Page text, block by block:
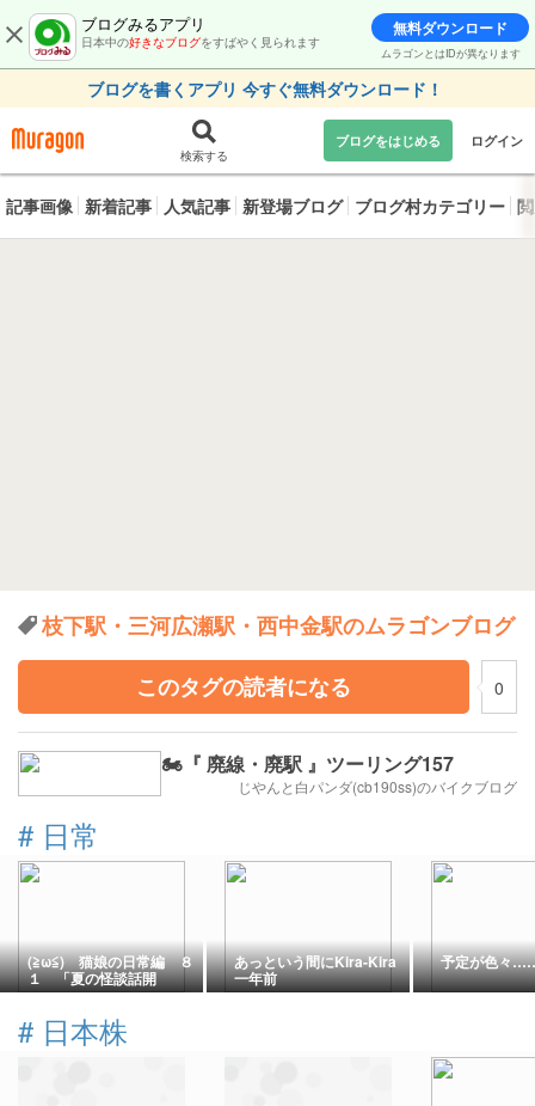
ブログみるアプリ
日本中の好きなブログをすばやく見られます
無料ダウンロード
ムラゴンとはIDが異なります
ブログを書くアプリ 今すぐ無料ダウンロード！
検索する
ブログをはじめる ログイン
記事画像 新着記事 人気記事 新登場ブログ ブログ村カテゴリー
枝下駅・三河広瀬駅・西中金駅のムラゴンブログ
このタグの読者になる
0
🏍️『 廃線・廃駅 』ツーリング157
じやんと白パンダ(cb190ss)のバイクブログ
# 日常
(≧ω≦) 猫娘の日常編 ８
１ 「夏の怪談話開
催！ (￣ー￣)怖い話て
あっという間にKira-Kira
一年前
予定が色々
# 日本株